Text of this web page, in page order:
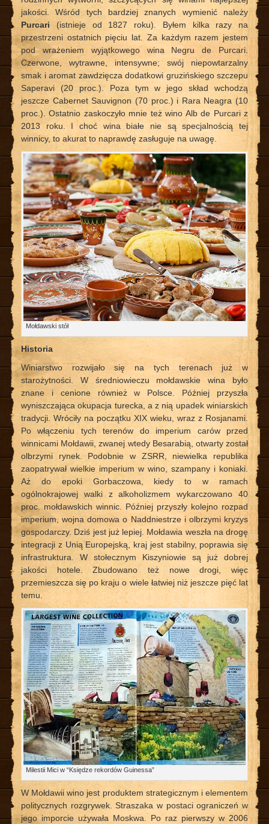
jakości. Wśród tych bardziej znanych wymienić należy
Purcari (istnieje od 1827 roku). Byłem kilka razy na
przestrzeni ostatnich pięciu lat. Za każdym razem jestem
pod wrażeniem wyjątkowego wina Negru de Purcari.
Czerwone, wytrawne, intensywne; swój niepowtarzalny
smak i aromat zawdzięcza dodatkowi gruzińskiego szczepu
Saperavi (20 proc.). Poza tym w jego skład wchodzą
jeszcze Cabernet Sauvignon (70 proc.) i Rara Neagra (10
proc.). Ostatnio zaskoczyło mnie też wino Alb de Purcari z
2013 roku. I choć wina białe nie są specjalnością tej
winnicy, to akurat to naprawdę zasługuje na uwagę.
Mołdawski stół
Historia
Winiarstwo rozwijało się na tych terenach już w
starożytności. W średniowieczu mołdawskie wina było
znane i cenione również w Polsce. Później przyszła
wyniszczająca okupacja turecka, a z nią upadek winiarskich
tradycji. Wróciły na początku XIX wieku, wraz z Rosjanami.
Po włączeniu tych terenów do imperium carów przed
winnicami Mołdawii, zwanej wtedy Besarabią, otwarty został
olbrzymi rynek. Podobnie w ZSRR, niewielka republika
zaopatrywał wielkie imperium w wino, szampany i koniaki.
Aż do epoki Gorbaczowa, kiedy to w ramach
ogólnokrajowej walki z alkoholizmem wykarczowano 40
proc. mołdawskich winnic. Później przyszły kolejno rozpad
imperium, wojna domowa o Naddniestrze i olbrzymi kryzys
gospodarczy. Dziś jest już lepiej. Mołdawia weszła na drogę
integracji z Unią Europejską, kraj jest stabilny, poprawia się
infrastruktura. W stołecznym Kiszyniowie są już dobrej
jakości hotele. Zbudowano też nowe drogi, więc
przemieszcza się po kraju o wiele łatwiej niż jeszcze pięć lat
temu.
Milestii Mici w “Księdze rekordów Guinessa”
W Mołdawii wino jest produktem strategicznym i elementem
politycznych rozgrywek. Straszaka w postaci ograniczeń w
jego imporcie używała Moskwa. Po raz pierwszy w 2006